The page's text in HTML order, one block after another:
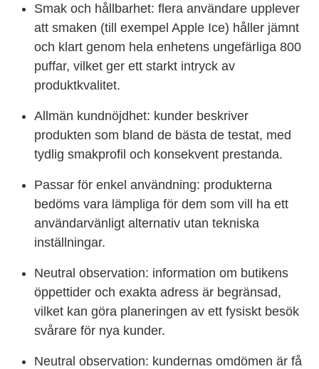
Smak och hållbarhet: flera användare upplever
att smaken (till exempel Apple Ice) håller jämnt
och klart genom hela enhetens ungefärliga 800
puffar, vilket ger ett starkt intryck av
produktkvalitet.
Allmän kundnöjdhet: kunder beskriver
produkten som bland de bästa de testat, med
tydlig smakprofil och konsekvent prestanda.
Passar för enkel användning: produkterna
bedöms vara lämpliga för dem som vill ha ett
användarvänligt alternativ utan tekniska
inställningar.
Neutral observation: information om butikens
öppettider och exakta adress är begränsad,
vilket kan göra planeringen av ett fysiskt besök
svårare för nya kunder.
Neutral observation: kundernas omdömen är få